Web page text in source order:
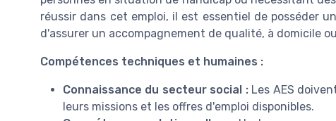
réussir dans cet emploi, il est essentiel de posséder
d'assurer un accompagnement de qualité, à domicile
Compétences techniques et humaines :
Connaissance du secteur social :Les AES
leurs missions et les offres d'emploi disponibles.